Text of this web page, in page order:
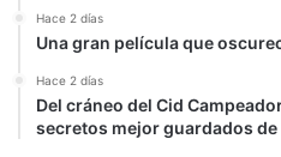
Hace 2 días
Una gran película que
Hace 2 días
Del cráneo del Cid
secretos mejor guardados de